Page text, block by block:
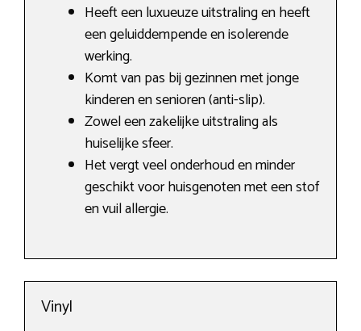
Heeft een luxueuze uitstraling en heeft
een geluiddempende en isolerende
werking.
Komt van pas bij gezinnen met jonge
kinderen en senioren (anti-slip).
Zowel een zakelijke uitstraling als
huiselijke sfeer.
Het vergt veel onderhoud en minder
geschikt voor huisgenoten met een stof
en vuil allergie.
Vinyl